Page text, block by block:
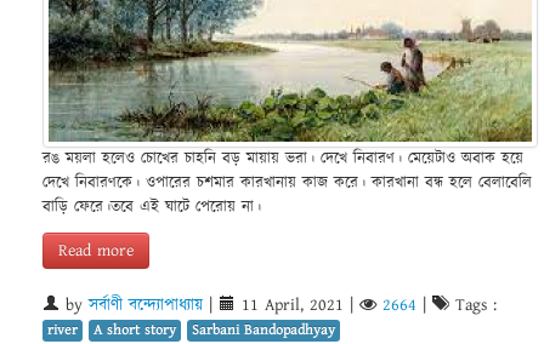
রঙ ময়লা হলেও চোখের চাহনি বড় মায়ায় ভরা। দেখে নিবারণ। মেয়েটাও অবাক হয়ে
দেখে নিবারণকে। ওপারের চশমার কারখানায় কাজ করে। কারখানা বন্ধ হলে বেলাবেলি
বাড়ি ফেরে।তবে এই ঘাটে পেরোয় না।
Read more
byসর্বাণী বন্দ্যোপাধ্যায় 11 April, 2021 2664 Tags :
river A short story Sarbani Bandopadhyay